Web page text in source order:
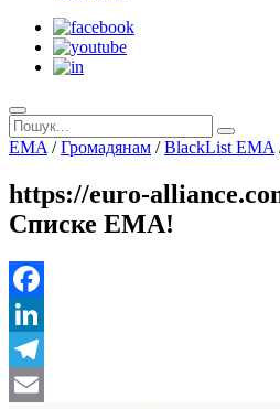
EMA /Громадянам /BlackList EMA
https://euro-
Списке ЕМА!
Facebook
LinkedIn
Telegram